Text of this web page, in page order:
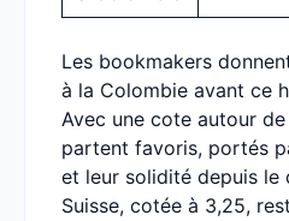
Les bookmakers
à la Colombie avant ce
Avec une cote autour
partent favoris, portés
et leur solidité depuis le
Suisse, cotée à 3,25,